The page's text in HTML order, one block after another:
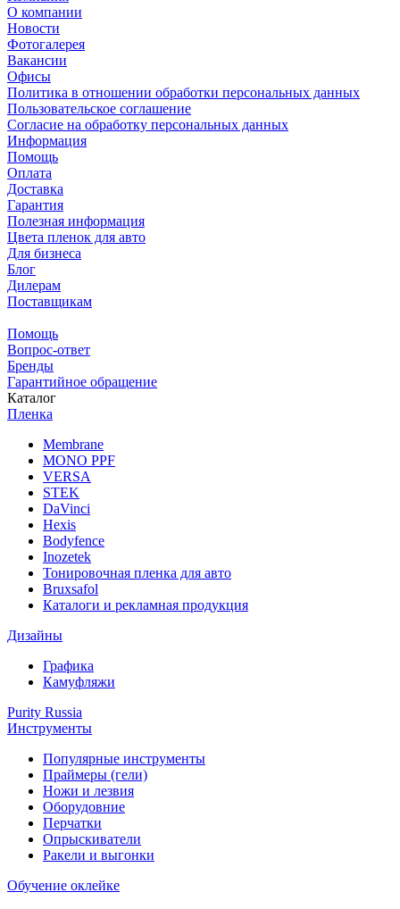
О компании
Новости
Фотогалерея
Вакансии
Офисы
Политика в отношении обработки персональных данных
Пользовательское соглашение
Согласие на обработку персональных данных
Информация
Помощь
Оплата
Доставка
Гарантия
Полезная информация
Цвета пленок для авто
Для бизнеса
Блог
Дилерам
Поставщикам
Помощь
Вопрос-ответ
Бренды
Гарантийное обращение
Каталог
Пленка
Membrane
MONO PPF
VERSA
STEK
DaVinci
Hexis
Bodyfence
Inozetek
Тонировочная пленка для авто
Bruxsafol
Каталоги и рекламная продукция
Дизайны
Графика
Камуфляжи
Purity Russia
Инструменты
Популярные инструменты
Праймеры (гели)
Ножи и лезвия
Оборудовние
Перчатки
Опрыскиватели
Ракели и выгонки
Обучение оклейке